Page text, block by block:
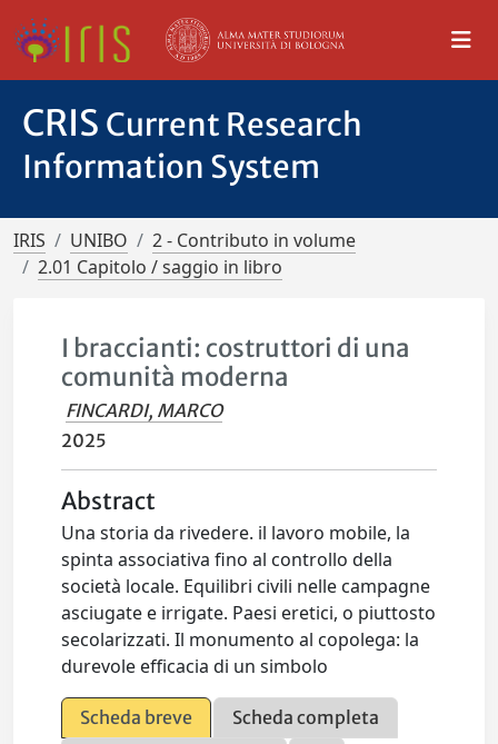
CRIS Current Research
Information System
IRIS UNIBO
2 - Contributo in volume
2.01 Capitolo / saggio in libro
I braccianti: costruttori di una
comunità moderna
FINCARDI, MARCO
2025
Abstract
Una storia da rivedere. il lavoro mobile, la
spinta associativa fino al controllo della
società locale. Equilibri civili nelle campagne
asciugate e irrigate. Paesi eretici, o piuttosto
secolarizzati. Il monumento al copolega: la
durevole efficacia di un simbolo
Scheda breve
Scheda completa